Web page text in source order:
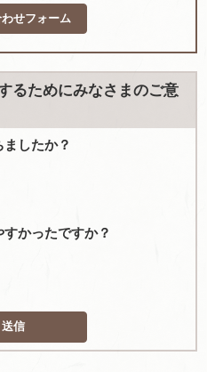
せフォーム
るためにみなさまのご意
したか？
かったですか？
送信